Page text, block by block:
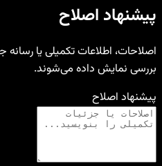
پیشنهاد اصلاح
اصلاحات، اطلاعات تکمیلی یا رسانه
بررسی نمایش داده می‌شوند.
پیشنهاد اصلاح